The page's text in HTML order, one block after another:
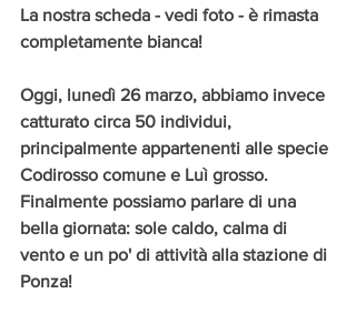
La nostra scheda - vedi foto - è rimasta
completamente bianca!
Oggi, lunedì 26 marzo, abbiamo invece
catturato circa 50 individui,
principalmente appartenenti alle specie
Codirosso comune e Luì grosso.
Finalmente possiamo parlare di una
bella giornata: sole caldo, calma di
vento e un po' di attività alla stazione di
Ponza!